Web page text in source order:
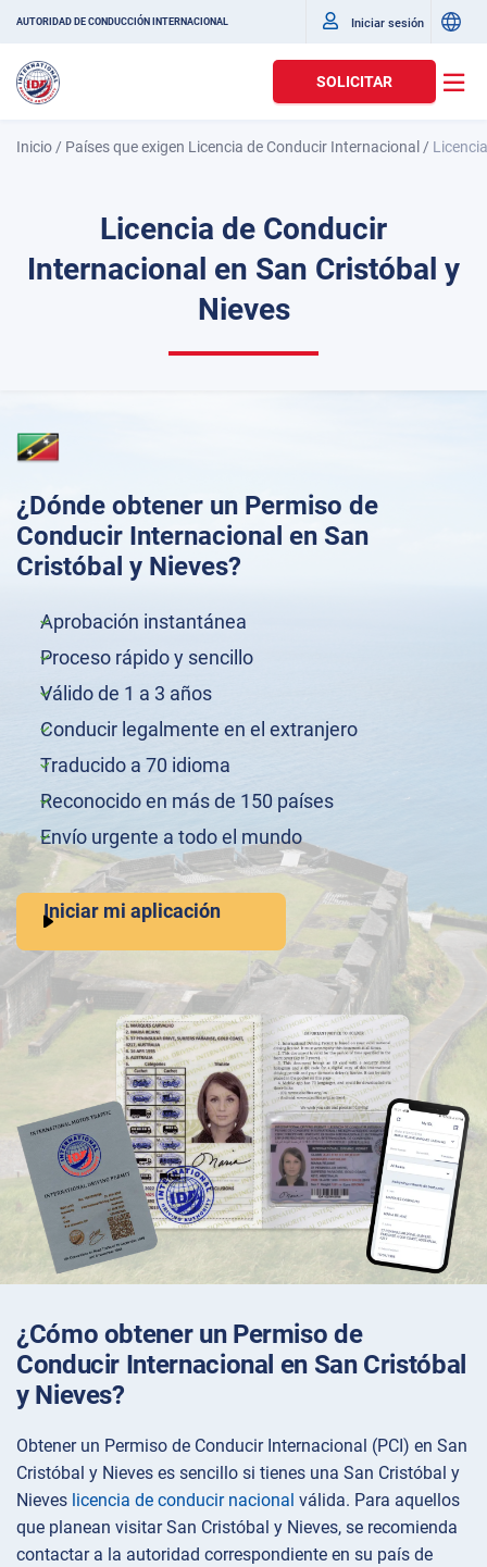
AUTORIDAD DE CONDUCCIÓN INTERNACIONAL Iniciar sesión
SOLICITAR
Inicio / Países que exigen Licencia de Conducir Internacional /
Licencia de Conducir
Internacional en San Cristóbal y
Nieves
¿Dónde obtener un Permiso de
Conducir Internacional en San
Cristóbal y Nieves?
Aprobación instantánea
Proceso rápido y sencillo
Válido de 1 a 3 años
Conducir legalmente en el extranjero
Traducido a 70 idioma
Reconocido en más de 150 países
Envío urgente a todo el mundo
Iniciar mi aplicación
¿Cómo obtener un Permiso de
Conducir Internacional en San Cristóbal
y Nieves?
Obtener un Permiso de Conducir Internacional (PCI) en San
Cristóbal y Nieves es sencillo si tienes una San Cristóbal y
Nieves licencia de conducir nacional válida. Para aquellos
que planean visitar San Cristóbal y Nieves, se recomienda
contactar a la autoridad correspondiente en su país de